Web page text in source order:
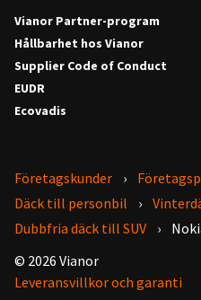
Vianor Partner-program
Hållbarhet hos Vianor
Supplier Code of Conduct
EUDR
Ecovadis
Företagskunder
Däck till personbil
Dubbfria däck till SUV
© 2026 Vianor
Leveransvillkor och garanti